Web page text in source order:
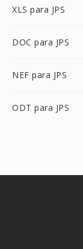
XLS para JPS
DOC para JPS
NEF para JPS
ODT para JPS